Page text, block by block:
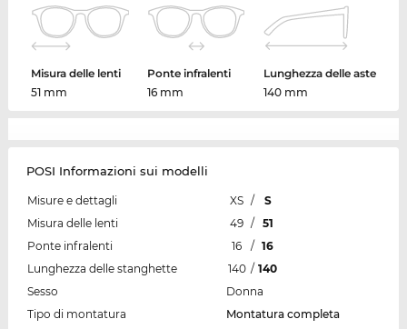
Misura delle lenti
51 mm
Ponte infralenti
16 mm
Lunghezza delle aste
140 mm
POSI Informazioni sui modelli
Misure e dettagli XS /
S
Misura delle lenti
49 /
51
Ponte infralenti
16 / 16
Lunghezza delle stanghette
140 / 140
Sesso
Donna
Tipo di montatura
Montatura completa